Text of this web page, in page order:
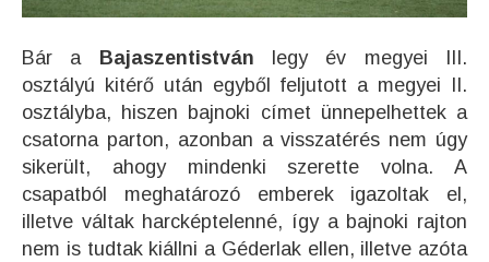
Bár a Bajaszentistván legy év megyei III.
osztályú kitérő után egyből feljutott a megyei II.
osztályba, hiszen bajnoki címet ünnepelhettek a
csatorna parton, azonban a visszatérés nem úgy
sikerült, ahogy mindenki szerette volna. A
csapatból meghatározó emberek igazoltak el,
illetve váltak harcképtelenné, így a bajnoki rajton
nem is tudtak kiállni a Géderlak ellen, illetve azóta